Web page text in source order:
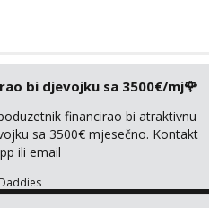
bi djevojku sa 3500€/mj🌹
financirao bi atraktivnu
sa 3500€ mjesečno. Kontakt
ili email